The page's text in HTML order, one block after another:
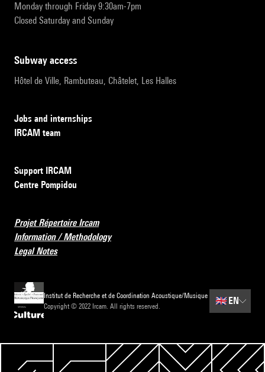
Monday through Friday 9:30am-7pm
Closed Saturday and Sunday
subway access
Hôtel de Ville, Rambuteau, Châtelet, Les Halles
Jobs and internships
IRCAM team
Support IRCAM
Centre Pompidou
Projet Répertoire Ircam
Information / Methodology
Legal Notes
Institut de Recherche et de Coordination Acoustique/Musique
Copyright © 2022 Ircam. All rights reserved.
🇬🇧 EN